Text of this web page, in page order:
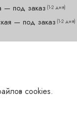
— под заказ (1-2 дня)
— под заказ (1-2 дня)
cookies.